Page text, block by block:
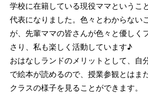
学校に在籍している現役ママというこ
代表になりました。色々とわからない
が、先輩ママの皆さんが色々と優しく
さり、私も楽しく活動しています♪
おはなしランドのメリットとして、自
で絵本が読めるので、授業参観とはま
クラスの様子を見ることができます。